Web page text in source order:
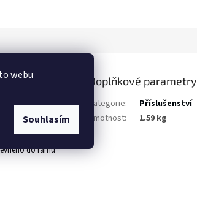
webu
Souhlasím
s nástavky.
ks vrutů. Madlo je 30
do rámu
Doplňkové parametry
Kategorie:
Příslušenství
Hmotnost: 1.59 kg